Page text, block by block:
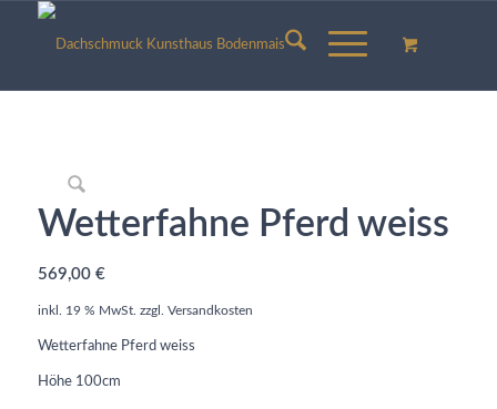
Wetterfahne Pferd weiss
569,00 €
inkl. 19 % MwSt. zzgl. Versandkosten
Wetterfahne Pferd weiss
Höhe 100cm